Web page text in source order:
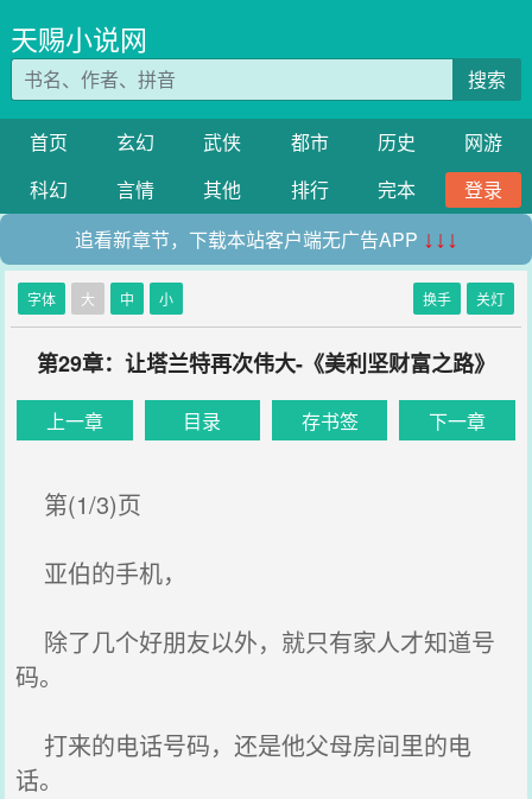
天赐小说网
搜索
首页 玄幻 武侠 都市 历史
网游
科幻
言情 其他 排行 完本
登录
追看新章节，下载本站客户端无广告APP ↓↓↓
字体 大 中 小 换手 关灯
第29章：让塔兰特再次伟大-《美利坚财富之路》
上一章 目录 存书签 下一章
第(1/3)页
亚伯的手机，
除了几个好朋友以外，就只有家人才知道号
码。
打来的电话号码，还是他父母房间里的电
话。